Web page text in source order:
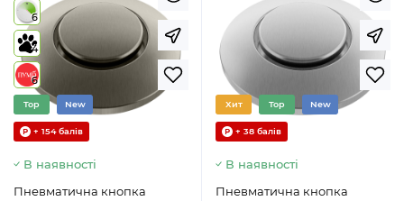
6
4
6
Top New
+ 154 балів
В наявності
Пневматична кнопка
Хит Top New
+ 38 балів
В наявності
Пневматична кнопка